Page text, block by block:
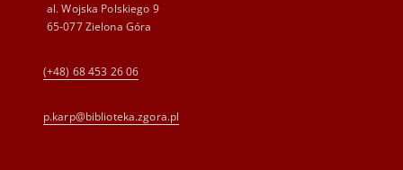
al. Wojska Polskiego 9
65-077 Zielona Góra
(+48) 68 453 26 06
p.karp@biblioteka.zgora.pl